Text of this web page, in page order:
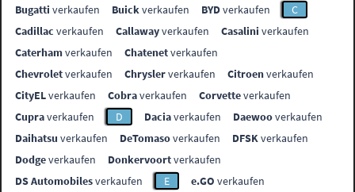
Bugatti verkaufen Buickverkaufen BYDverkaufen
C
Cadillac verkaufen Callawayverkaufen Casalini verkaufen
Caterhamverkaufen Chatenetverkaufen
Chevroletverkaufen Chryslerverkaufen Citroenverkaufen
CityELverkaufen Cobraverkaufen Corvetteverkaufen
Cupraverkaufen D Daciaverkaufen Daewooverkaufen
Daihatsu verkaufen DeTomasoverkaufen DFSKverkaufen
Dodgeverkaufen Donkervoortverkaufen
DS Automobilesverkaufen E e.GO verkaufen